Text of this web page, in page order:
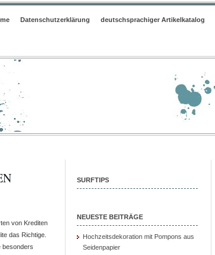
Datenschutzerklärung deutschsprachiger Artikelkatalog
von Krediten
das Richtige.
besonders
SURFTIPS
NEUESTE BEITRÄGE
Hochzeitsdekoration mit Pompons aus
Seidenpapier